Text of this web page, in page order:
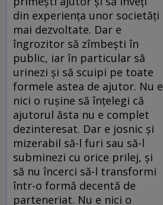
din experiența unor societăți
mai dezvoltate. Dar e
îngrozitor să zîmbești în
public, iar în particular să
urinezi și să scuipi pe toate
formele astea de ajutor. Nu e
nici o rușine să înțelegi că
ajutorul ăsta nu e complet
dezinteresat. Dar e josnic și
mizerabil să-l furi sau să-l
subminezi cu orice prilej, și
să nu încerci să-l transformi
într-o formă decentă de
parteneriat. Nu e nici o